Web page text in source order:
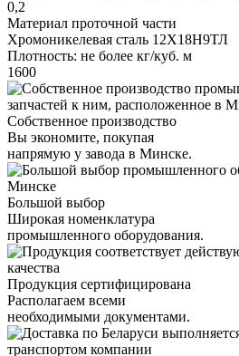
0,2
Материал проточной части
Хромоникелевая сталь 12Х18Н9ТЛ
Плотность: не более кг/куб. м
1600
Собственное производство
Вы экономите, покупая
напрямую у завода в Минске.
Большой выбор
Широкая номенклатура
промышленного оборудования.
Продукция сертифицирована
Располагаем всеми
необходимыми документами.